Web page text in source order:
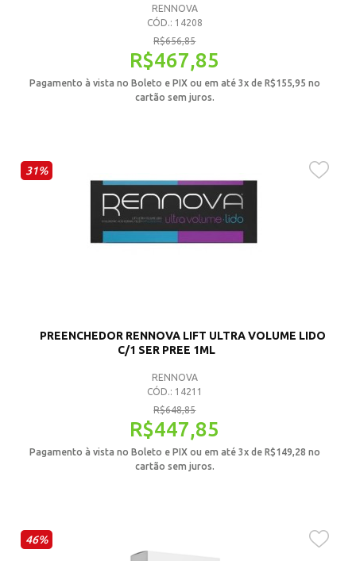
RENNOVA
CÓD.: 14208
R$656,85
R$467,85
Pagamento à vista no Boleto e PIX ou em até 3x de R$155,95 no
cartão sem juros.
31%
PREENCHEDOR RENNOVA LIFT ULTRA VOLUME LIDO
C/1 SER PREE 1ML
RENNOVA
CÓD.: 14211
R$648,85
R$447,85
Pagamento à vista no Boleto e PIX ou em até 3x de R$149,28 no
cartão sem juros.
46%